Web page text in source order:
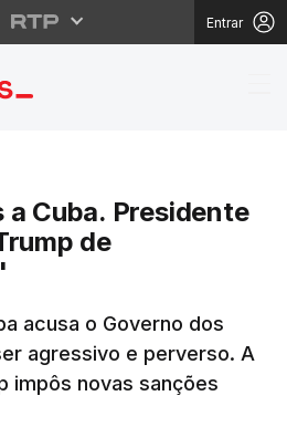
Entrar
a
a Cuba. Presidente
de
acusa o Governo dos
agressivo e perverso. A
impôs novas sanções